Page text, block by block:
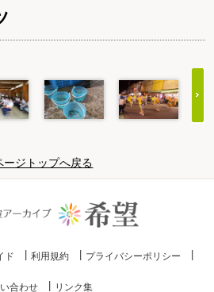
ージトップへ戻る
ド 利用規約 プライバシーポリシー
合わせ リンク集